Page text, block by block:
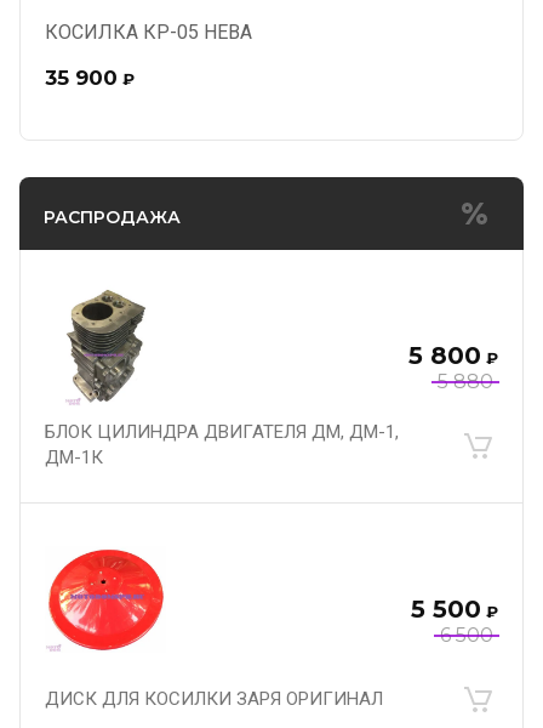
КОСИЛКА КР-05 НЕВА
35 900 ₽
РАСПРОДАЖА
5 880
5 800 ₽
БЛОК ЦИЛИНДРА ДВИГАТЕЛЯ ДМ, ДМ-1,
ДМ-1К
6 500
5 500 ₽
ДИСК ДЛЯ КОСИЛКИ ЗАРЯ ОРИГИНАЛ